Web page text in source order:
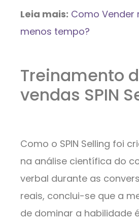
Leia mais: Como Vender
menos tempo?
Treinamento
vendas SPIN
Como o SPIN Selling foi
na análise científica do
verbal durante as
reais, conclui-se que a
de dominar a habilidade